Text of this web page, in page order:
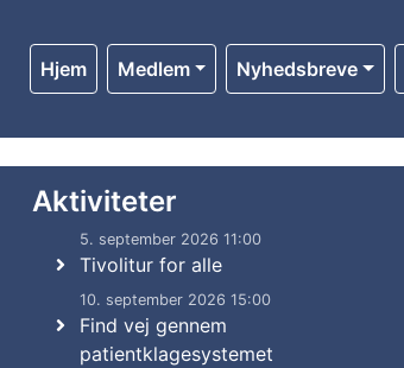
Hjem Medlem Nyhedsbreve
Aktiviteter
5. september 2026 11:00
Tivolitur for alle
10. september 2026 15:00
Find vej gennem
patientklagesystemet